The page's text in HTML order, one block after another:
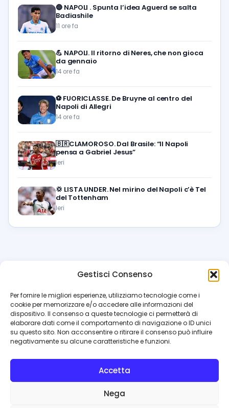
Gestisci Consenso
Per fornire le migliori esperienze, utilizziamo tecnologie come i
cookie per memorizzare e/o accedere alle informazioni del
dispositivo. Il consenso a queste tecnologie ci permetterà di
elaborare dati come il comportamento di navigazione o ID unici
su questo sito. Non acconsentire o ritirare il consenso può influire
negativamente su alcune caratteristiche e funzioni.
Accetta
Nega
🔵 NAPOLI . Spunta l’idea Aguerd se salta
Badiashile
11 ore fa
💪 NAPOLI. Il ritorno di Neres, che non gioca
da gennaio
14 ore fa
⚽️ FUORICLASSE. De Bruyne al centro del
Napoli di Allegri
14 ore fa
🇧🇷CLAMOROSO. Dal Brasile: “Il Napoli
pensa a Gabriel Jesus”
Ieri
💢 LISTA UNDER. Nel mirino del Napoli c’è Tel
del Tottenham
Ieri
azzurrissimo.it
Il blog di riferimento per i tifosi del Napoli. News, interviste,
pagelle e calciomercato. Testata giornalistica registrata
al Tribunale di Napoli (n. 48 dell’08/10/2012). Direttore Luca
Perillo
INFO
Contattaci